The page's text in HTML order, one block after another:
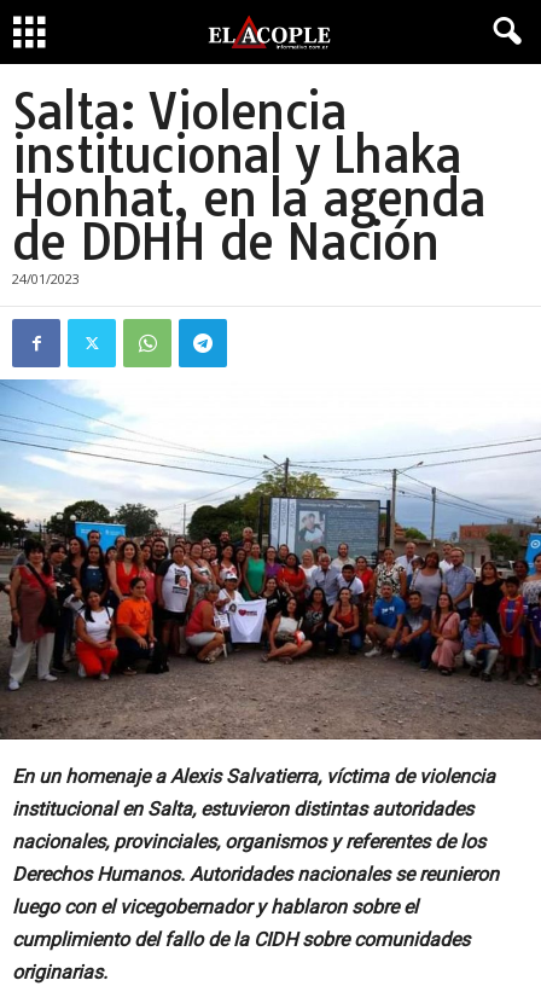
Salta: Violencia
institucional y Lhaka
Honhat, en la agenda
de DDHH de Nación
24/01/2023
En un homenaje a Alexis Salvatierra, víctima de violencia
institucional en Salta, estuvieron distintas autoridades
nacionales, provinciales, organismos y referentes de los
Derechos Humanos. Autoridades nacionales se reunieron
luego con el vicegobernador y hablaron sobre el
cumplimiento del fallo de la CIDH sobre comunidades
originarias.